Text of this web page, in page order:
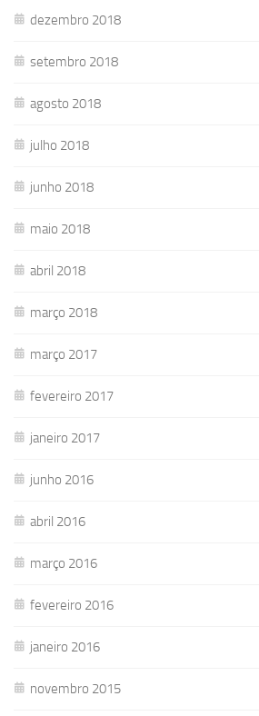
dezembro 2018
setembro 2018
agosto 2018
julho 2018
junho 2018
maio 2018
abril 2018
março 2018
março 2017
fevereiro 2017
janeiro 2017
junho 2016
abril 2016
março 2016
fevereiro 2016
janeiro 2016
novembro 2015